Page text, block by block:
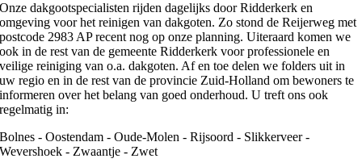
Onze dakgootspecialisten rijden dagelijks door Ridderkerk en
omgeving voor het reinigen van dakgoten. Zo stond de Reijerweg met
postcode 2983 AP recent nog op onze planning. Uiteraard komen we
ook in de rest van de gemeente Ridderkerk voor professionele en
veilige reiniging van o.a. dakgoten. Af en toe delen we folders uit in
uw regio en in de rest van de provincie Zuid-Holland om bewoners te
informeren over het belang van goed onderhoud. U treft ons ook
regelmatig in:
Bolnes - Oostendam - Oude-Molen - Rijsoord - Slikkerveer -
Wevershoek - Zwaantje - Zwet